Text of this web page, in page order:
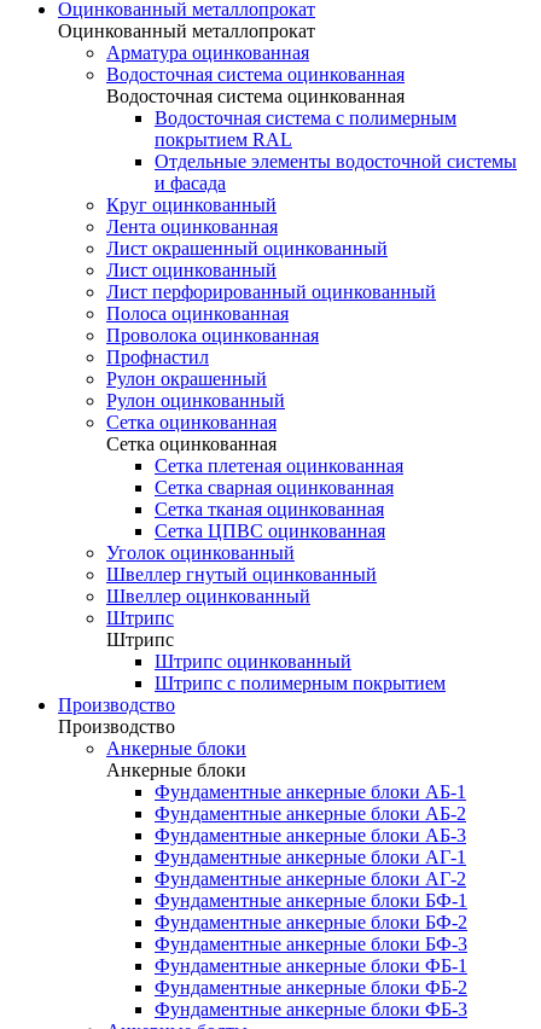
Оцинкованный металлопрокат
Оцинкованный металлопрокат
Арматура оцинкованная
Водосточная система оцинкованная
Водосточная система оцинкованная
Водосточная система с полимерным
покрытием RAL
Отдельные элементы водосточной системы
и фасада
Круг оцинкованный
Лента оцинкованная
Лист окрашенный оцинкованный
Лист оцинкованный
Лист перфорированный оцинкованный
Полоса оцинкованная
Проволока оцинкованная
Профнастил
Рулон окрашенный
Рулон оцинкованный
Сетка оцинкованная
Сетка оцинкованная
Сетка плетеная оцинкованная
Сетка сварная оцинкованная
Сетка тканая оцинкованная
Сетка ЦПВС оцинкованная
Уголок оцинкованный
Швеллер гнутый оцинкованный
Швеллер оцинкованный
Штрипс
Штрипс
Штрипс оцинкованный
Штрипс с полимерным покрытием
Производство
Производство
Анкерные блоки
Анкерные блоки
Фундаментные анкерные блоки АБ-1
Фундаментные анкерные блоки АБ-2
Фундаментные анкерные блоки АБ-3
Фундаментные анкерные блоки АГ-1
Фундаментные анкерные блоки АГ-2
Фундаментные анкерные блоки БФ-1
Фундаментные анкерные блоки БФ-2
Фундаментные анкерные блоки БФ-3
Фундаментные анкерные блоки ФБ-1
Фундаментные анкерные блоки ФБ-2
Фундаментные анкерные блоки ФБ-3